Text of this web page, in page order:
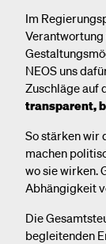
Im
NEOS uns
Zuschläge auf
transparent,
So stärken wir
machen
wo sie wirken.
Abhängigkeit
Die
begleitenden